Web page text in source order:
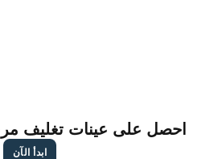
احصل على عينات تغليف
ابدأ الآن